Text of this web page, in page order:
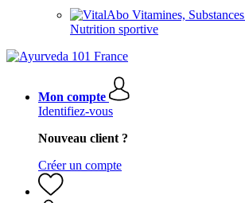
Vitamines,
Nutrition sportive
Mon compte
Identifiez-vous
Nouveau client ?
Créer un compte